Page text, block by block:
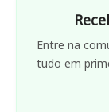
Entre na
tudo em